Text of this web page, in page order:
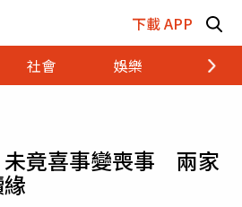
下載 APP
社會 娛樂 財經
未竟喜事變喪事 兩家